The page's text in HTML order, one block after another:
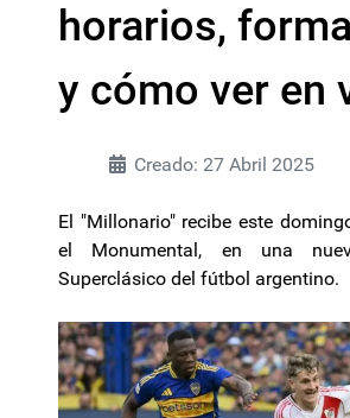
horarios,
y cómo ver en
Creado: 27 Abril 2025
El "Millonario" recibe este
el Monumental, en una
Superclásico del fútbol argentino.